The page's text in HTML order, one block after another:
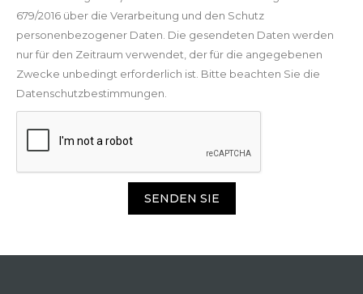
679/2016 über die Verarbeitung und den Schutz
personenbezogener Daten. Die gesendeten Daten werden
nur für den Zeitraum verwendet, der für die angegebenen
Zwecke unbedingt erforderlich ist. Bitte beachten Sie die
Datenschutzbestimmungen.
SENDEN SIE